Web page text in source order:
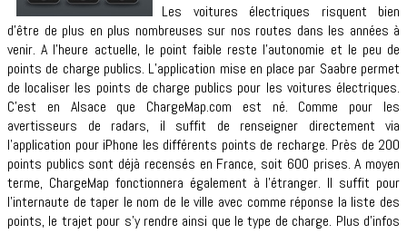
Les voitures électriques risquent bien
d’être de plus en plus nombreuses sur nos routes dans les années à
venir. A l’heure actuelle, le point faible reste l’autonomie et le peu de
points de charge publics. L’application mise en place par Saabre permet
de localiser les points de charge publics pour les voitures électriques.
C’est en Alsace que ChargeMap.com est né. Comme pour les
avertisseurs de radars, il suffit de renseigner directement via
l’application pour iPhone les différents points de recharge. Près de 200
points publics sont déjà recensés en France, soit 600 prises. A moyen
terme, ChargeMap fonctionnera également à l’étranger. Il suffit pour
l’internaute de taper le nom de le ville avec comme réponse la liste des
points, le trajet pour s’y rendre ainsi que le type de charge. Plus d’infos